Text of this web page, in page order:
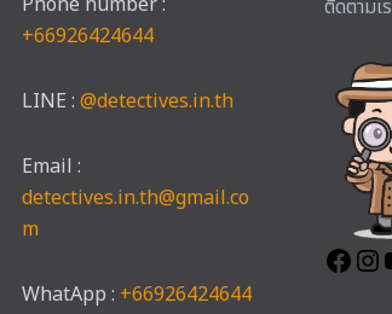
+66926424644
LINE : @detectives.in.th
Email :
detectives.in.th@gmail.co
m
WhatApp : +66926424644
ติดตามเ